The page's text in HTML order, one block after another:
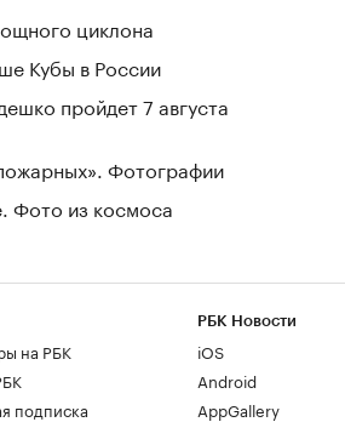
циклона
Кубы в России
пройдет 7 августа
Фотографии
Фото из космоса
на РБК
подписка
РБК Новости
iOS
Android
AppGallery